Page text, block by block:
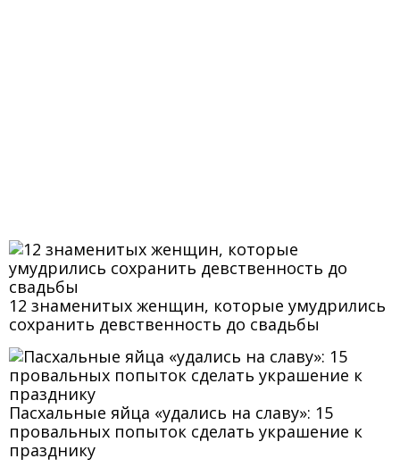
12 знаменитых женщин, которые умудрились
сохранить девственность до свадьбы
Пасхальные яйца «удались на славу»: 15
провальных попыток сделать украшение к
празднику